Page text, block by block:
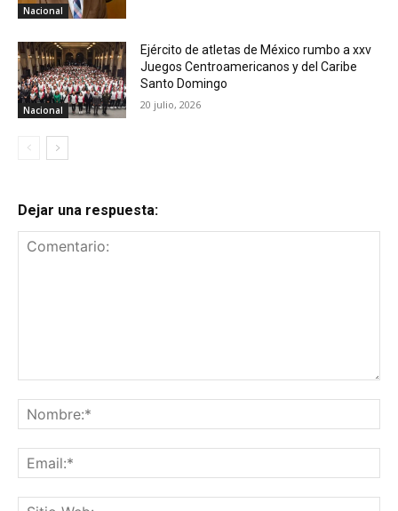
Nacional
Nacional
Ejército de atletas de México rumbo a xxv
Juegos Centroamericanos y del Caribe
Santo Domingo
20 julio, 2026
Dejar una respuesta: